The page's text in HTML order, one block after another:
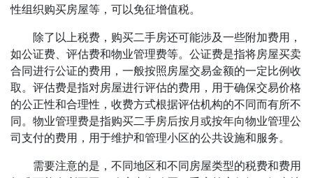
性组织购买房屋等，可以免征增值税。
除了以上税费，购买二手房还可能涉及一些附加费用，
如公证费、评估费和物业管理费等。公证费是指将房屋买卖
合同进行公证的费用，一般按照房屋交易金额的一定比例收
取。评估费是指对房屋进行评估的费用，用于确保交易价格
的公正性和合理性，收费方式根据评估机构的不同而有所不
同。物业管理费是指购买二手房后按月或按年向物业管理公
司支付的费用，用于维护和管理小区的公共设施和服务。
需要注意的是，不同地区和不同房屋类型的税费和费用